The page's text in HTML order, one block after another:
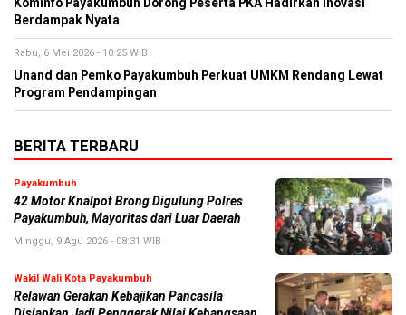
Kominfo Payakumbuh Dorong Peserta PKA Hadirkan Inovasi
Berdampak Nyata
Rabu, 6 Mei 2026 - 10:25 WIB
Unand dan Pemko Payakumbuh Perkuat UMKM Rendang Lewat
Program Pendampingan
BERITA TERBARU
Payakumbuh
42 Motor Knalpot Brong Digulung Polres
Payakumbuh, Mayoritas dari Luar Daerah
Minggu, 9 Agu 2026 - 08:31 WIB
Wakil Wali Kota Payakumbuh
Relawan Gerakan Kebajikan Pancasila